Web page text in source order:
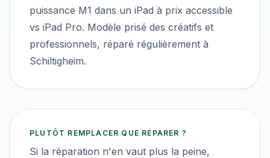
puissance M1 dans un iPad à prix accessible
vs iPad Pro. Modèle prisé des créatifs et
professionnels, réparé régulièrement à
Schiltigheim.
PLUTÔT REMPLACER QUE RÉPARER ?
Si la réparation n'en vaut plus la peine,